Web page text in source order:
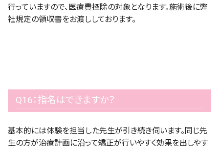
行っていますので、医療費控除の対象となります。施術後に弊
社規定の領収書をお渡ししております。
Q16：指名はできますか？
基本的には体験を担当した先生が引き続き伺います。同じ先
生の方が治療計画に沿って矯正が行いやすく効果を出しやす